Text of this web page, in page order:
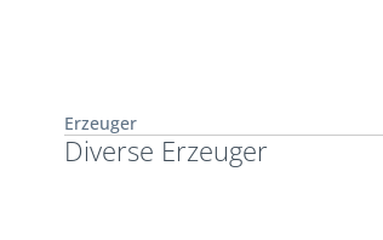
Erzeuger
Diverse Erzeuger